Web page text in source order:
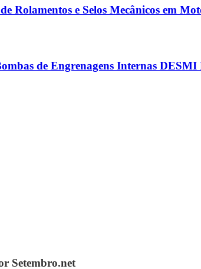
Rolamentos e Selos Mecânicos em
de Engrenagens Internas
Setembro.net